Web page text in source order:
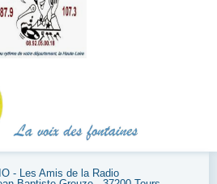
- Les Amis de la Radio